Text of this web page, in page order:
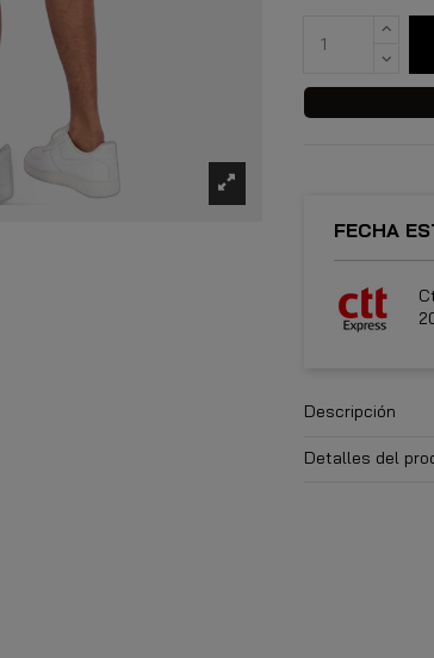
FECHA
Descripción
Detalles del